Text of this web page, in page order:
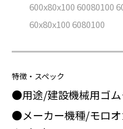
600x80x100 60080100
60x80x100 6080100
特徴・スペック
●用途/建設機械用ゴム
●メーカー機種/モロオ